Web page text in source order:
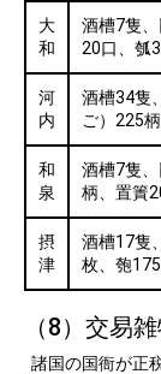
大
和
酒槽7隻
20口、瓠
河
内
酒槽34隻
ご）225
和
泉
酒槽7隻
柄、置簀
摂
津
酒槽17隻
枚、匏
（8）交易
諸国の国衙が正